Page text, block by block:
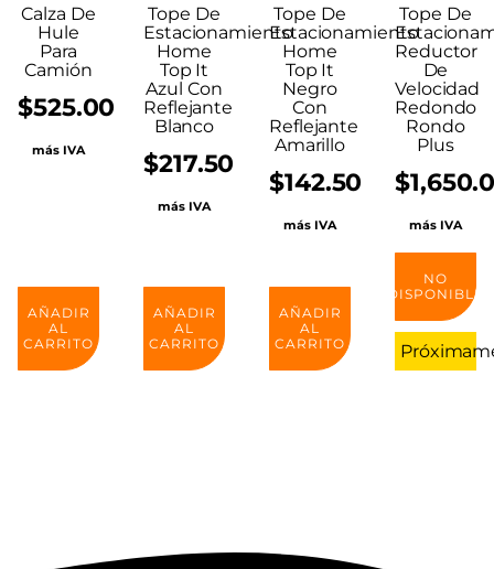
Calza De
Hule
Para
Camión
$525.00
más IVA
AÑADIR
AL
CARRITO
Tope De
Estacionamiento
Home
Top It
Azul Con
Reflejante
Blanco
$217.50
más IVA
AÑADIR
AL
CARRITO
Tope De
Estacionamiento
Home
Top It
Negro
Con
Reflejante
Amarillo
$142.50
más IVA
AÑADIR
AL
CARRITO
Tope De
Reductor
De
Velocidad
Redondo
Rondo
Plus
$
más IVA
NO
DISPONIBLE